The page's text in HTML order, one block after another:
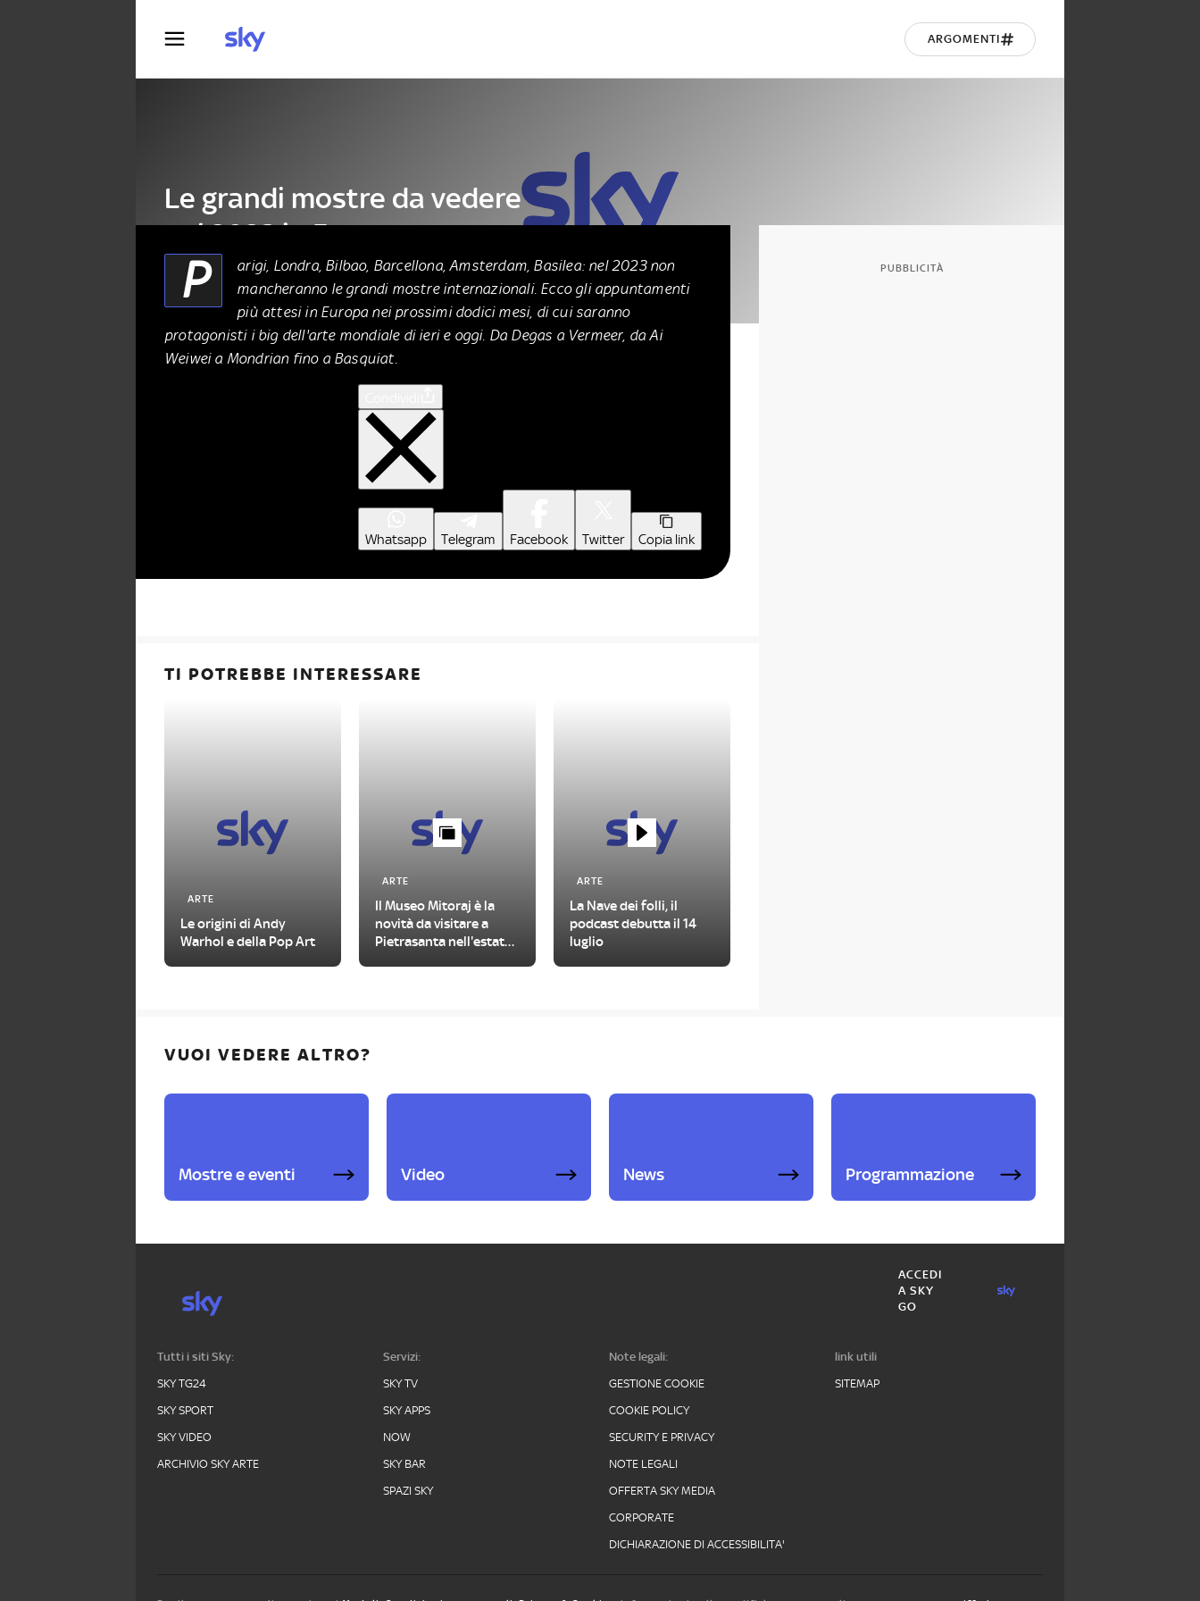
ARGOMENTI
Le grandi mostre da vedere
nel 2023 in Europa
ARTE 28 Dicembre 2022
P
arigi, Londra, Bilbao, Barcellona, Amsterdam, Basilea: nel 2023 non
mancheranno le grandi mostre internazionali. Ecco gli appuntamenti
più attesi in Europa nei prossimi dodici mesi, di cui saranno
protagonisti i big dell'arte mondiale di ieri e oggi. Da Degas a Vermeer, da Ai
Weiwei a Mondrian fino a Basquiat.
Whatsapp Telegram Facebook Twitter Copia link
TI POTREBBE INTERESSARE
ARTE
Le origini di Andy
Warhol e della Pop Art
ARTE
Il Museo Mitoraj è la
novità da visitare a
Pietrasanta nell'estate
ARTE
La Nave dei folli, il
podcast debutta il 14
luglio
PUBBLICITÀ
VUOI VEDERE ALTRO?
Mostre e eventi Video News Programmazione
ACCEDI
A SKY
GO
Tutti i siti Sky:
SKY TG24
SKY SPORT
SKY VIDEO
ARCHIVIO SKY ARTE
Servizi:
SKY TV
SKY APPS
NOW
SKY BAR
SPAZI SKY
Note legali:
GESTIONE COOKIE
COOKIE POLICY
SECURITY E PRIVACY
NOTE LEGALI
OFFERTA SKY MEDIA
CORPORATE
DICHIARAZIONE DI ACCESSIBILITA'
link utili
SITEMAP